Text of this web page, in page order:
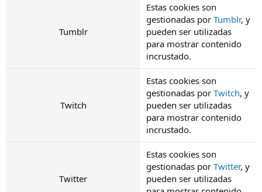
Tumblr
Estas cookies son
gestionadas por Tumblr, y
pueden ser utilizadas
para mostrar contenido
incrustado.
Twitch
Estas cookies son
gestionadas por Twitch, y
pueden ser utilizadas
para mostrar contenido
incrustado.
Twitter
Estas cookies son
gestionadas por Twitter, y
pueden ser utilizadas